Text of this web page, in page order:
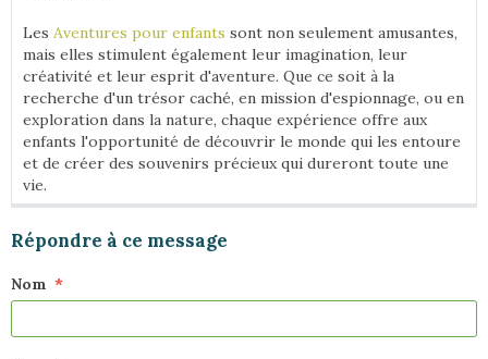
Les Aventures pour enfants sont non seulement amusantes,
mais elles stimulent également leur imagination, leur
créativité et leur esprit d'aventure. Que ce soit à la
recherche d'un trésor caché, en mission d'espionnage, ou en
exploration dans la nature, chaque expérience offre aux
enfants l'opportunité de découvrir le monde qui les entoure
et de créer des souvenirs précieux qui dureront toute une
vie.
Répondre à ce message
Nom